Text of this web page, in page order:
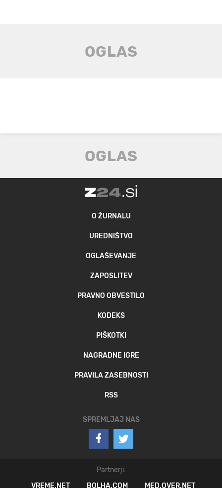
O ŽURNALU
UREDNIŠTVO
OGLAŠEVANJE
ZAPOSLITEV
PRAVNO OBVESTILO
KODEKS
PIŠKOTKI
NAGRADNE IGRE
PRAVILA ZASEBNOSTI
RSS
SPREMLJAJ NAS
Partnerji:
VREME.NET
BOLHA.COM MED.OVER.NET